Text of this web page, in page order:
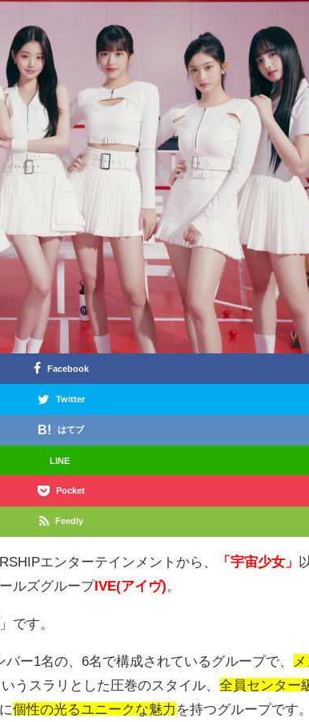
Facebook
Twitter
はてブ
LINE
Pocket
Feedly
エンターテインメントから、 「宇宙少女」
ルズグループIVE(アイヴ)
です。
バー1名の、6名で構成されているグループで、
いうスラリとした圧巻のスタイル、全員センター
個性の光るユニークな魅力 を持つグループです。